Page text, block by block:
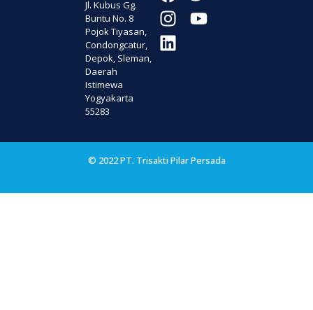
Jl. Kubus Gg.
Buntu No. 8
Pojok Tiyasan,
Condongcatur,
Depok, Sleman,
Daerah
Istimewa
Yogyakarta
55283
© 2022 PT. Trisakti Pilar Persada